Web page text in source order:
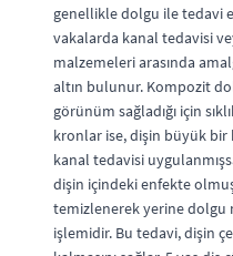
genellikle dolgu ile tedavi
vakalarda kanal tedavisi
malzemeleri arasında
altın bulunur. Kompozit
görünüm sağladığı için
kronlar ise, dişin büyük
kanal tedavisi
dişin içindeki enfekte
temizlenerek yerine dolgu
işlemidir. Bu tedavi, dişin